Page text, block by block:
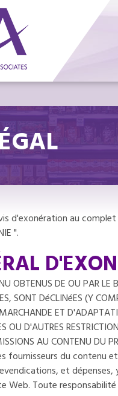
d'exonération au
".
OBTENUS DE OU PAR
SONT DéCLINéES (Y
ET
OU D'AUTRES
AU CONTENU
fournisseurs du contenu
et
Web. Toute